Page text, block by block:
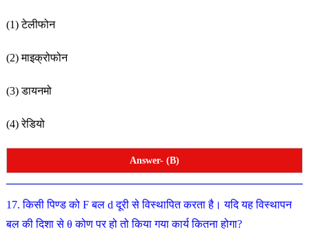
(1) टेलीफोन
(2) माइक्रोफोन
(3) डायनमो
(4) रेडियो
Answer- (B)
17. किसी पिण्ड को F बल d दूरी से विस्थापित करता है। यदि यहविस्थापन
बल की दिशा से θ कोण पर हो तो किया गया कार्य कितना होगा?